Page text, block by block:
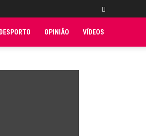
DESPORTO OPINIÃO VÍDEOS